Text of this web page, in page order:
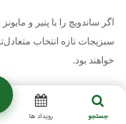
اگر ساندویچ را با پنیر و
سبزیجات تازه انتخاب
خواهند بود.
کالری ساندویچ مرغ
جستجو رویداد ها